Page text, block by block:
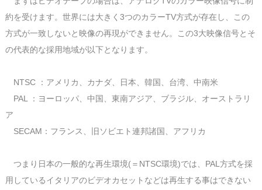
約を受けます。世界には大きく3つのカラーTV方式が存在し、この
方式が一致しないと映像の再現ができません。この3大映像信号とそ
の代表的な採用地域が以下となります。
NTSC ：アメリカ、カナダ、日本、韓国、台湾、中南米
PAL ：ヨーロッパ、中国、東南アジア、ブラジル、オーストラリ
ア
SECAM：フランス、旧ソビエト連邦諸国、アフリカ
つまり日本の一般的な再生環境(＝NTSC環境)では、PAL方式を採
用しているイタリアのビデオカセットなどは再生する事はできない